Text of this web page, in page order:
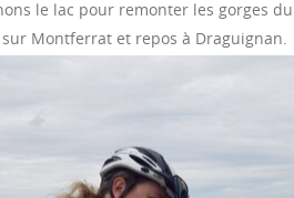
le lac pour remonter les gorges
Montferrat et repos à Draguignan.